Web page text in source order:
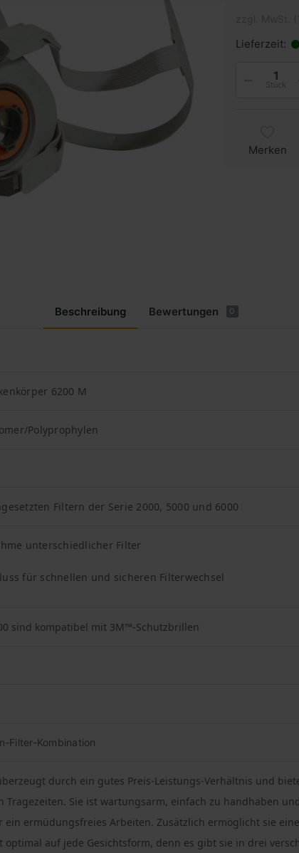
Lieferzeit:
Stück
Merken
Beschreibung Bewertungen 0
6200 M
Polyprophylen
Filtern der Serie 2000, 5000 und 6000
unterschiedlicher Filter
für schnellen und sicheren Filterwechsel
sind kompatibel mit 3M™-Schutzbrillen
Filter-Kombination
durch ein gutes Preis-Leistungs-Verhältnis und
Tragezeiten. Sie ist wartungsarm, einfach zu handhaben
ein ermüdungsfreies Arbeiten. Zusätzlich ermöglicht sie
optimal auf jede Gesichtsform, denn es gibt sie in drei